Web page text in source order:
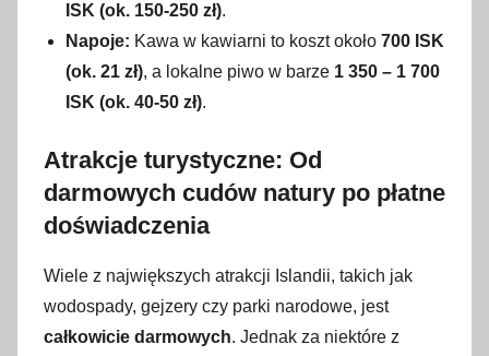
ISK (ok. 150-250 zł).
Napoje: Kawa w kawiarni to koszt około 700 ISK
(ok. 21 zł), a lokalne piwo w barze 1 350 – 1 700
ISK (ok. 40-50 zł).
Atrakcje turystyczne: Od
darmowych cudów natury po płatne
doświadczenia
Wiele z największych atrakcji Islandii, takich jak
wodospady, gejzery czy parki narodowe, jest
całkowicie darmowych. Jednak za niektóre z